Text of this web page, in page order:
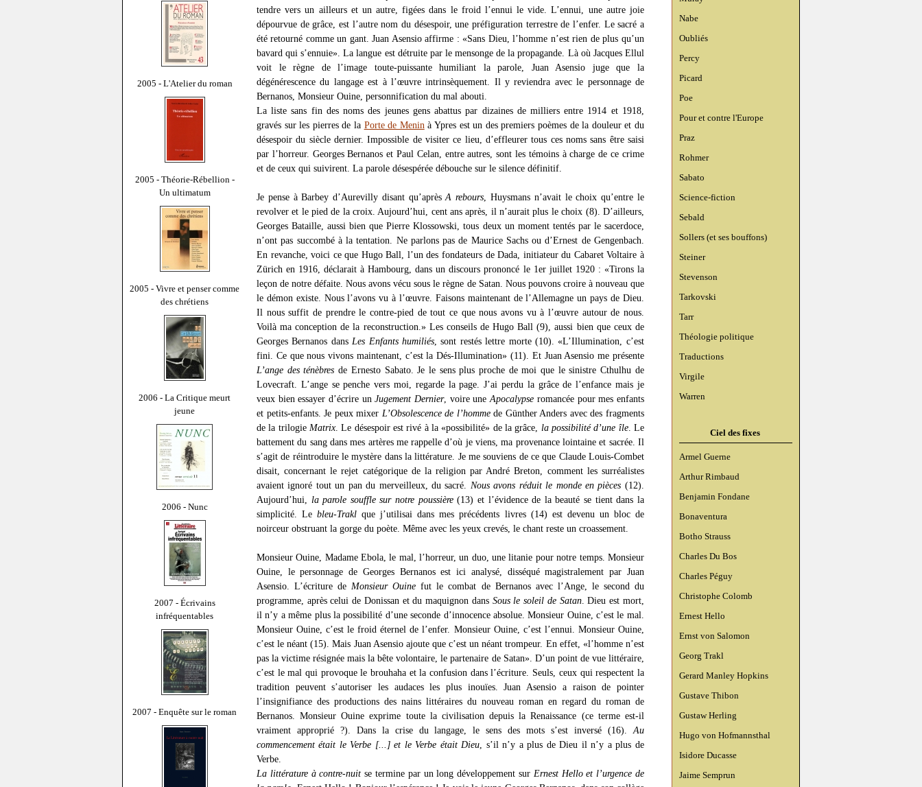
2005 - L'Atelier du roman
2005 - Théorie-Rébellion -
Un ultimatum
2005 - Vivre et penser comme
des chrétiens
2006 - La Critique meurt
jeune
2006 - Nunc
2007 - Écrivains
infréquentables
2007 - Enquête sur le roman
Nabe
Oubliés
Percy
Picard
Poe
Pour et contre l'Europe
Praz
Rohmer
Sabato
Science-fiction
Sebald
Sollers (et ses bouffons)
Steiner
Stevenson
Tarkovski
Tarr
Théologie politique
Traductions
Virgile
Warren
Ciel des fixes
Armel Guerne
Arthur Rimbaud
Benjamin Fondane
Bonaventura
Botho Strauss
Charles Du Bos
Charles Péguy
Christophe Colomb
Ernest Hello
Ernst von Salomon
Georg Trakl
Gerard Manley Hopkins
Gustave Thibon
Gustaw Herling
Hugo von Hofmannsthal
Isidore Ducasse
Jaime Semprun
tendre vers un ailleurs et un autre, figées dans le froid l’ennui le vide. L’ennui, une autre joie
dépourvue de grâce, est l’autre nom du désespoir, une préfiguration terrestre de l’enfer. Le sacré a
été retourné comme un gant. Juan Asensio affirme : «Sans Dieu, l’homme n’est rien de plus qu’un
bavard qui s’ennuie». La langue est détruite par le mensonge de la propagande. Là où Jacques Ellul
voit le règne de l’image toute-puissante humiliant la parole, Juan Asensio juge que la
dégénérescence du langage est à l’œuvre intrinsèquement. Il y reviendra avec le personnage de
Bernanos, Monsieur Ouine, personnification du mal abouti.
La liste sans fin des noms des jeunes gens abattus par dizaines de milliers entre 1914 et 1918,
gravés sur les pierres de la Porte de Menin à Ypres est un des premiers poèmes de la douleur et du
désespoir du siècle dernier. Impossible de visiter ce lieu, d’effleurer tous ces noms sans être saisi
par l’horreur. Georges Bernanos et Paul Celan, entre autres, sont les témoins à charge de ce crime
et de ceux qui suivirent. La parole désespérée débouche sur le silence définitif.
Je pense à Barbey d’Aurevilly disant qu’aprèsA rebours , Huysmans n’avait le choix qu’entre le
revolver et le pied de la croix. Aujourd’hui, cent ans après, il n’aurait plus le choix (8). D’ailleurs,
Georges Bataille, aussi bien que Pierre Klossowski, tous deux un moment tentés par le sacerdoce,
n’ont pas succombé à la tentation. Ne parlons pas de Maurice Sachs ou d’Ernest de Gengenbach.
En revanche, voici ce que Hugo Ball, l’un des fondateurs de Dada, initiateur du Cabaret Voltaire à
Zürich en 1916, déclarait à Hambourg, dans un discours prononcé le 1er juillet 1920 : «Tirons la
leçon de notre défaite. Nous avons vécu sous le règne de Satan. Nous pouvons croire à nouveau que
le démon existe. Nous l’avons vu à l’œuvre. Faisons maintenant de l’Allemagne un pays de Dieu.
Il nous suffit de prendre le contre-pied de tout ce que nous avons vu à l’œuvre autour de nous.
Voilà ma conception de la reconstruction.» Les conseils de Hugo Ball (9), aussi bien que ceux de
Georges Bernanos dans Les Enfants humiliés , sont restés lettre morte (10). «L’Illumination, c’est
fini. Ce que nous vivons maintenant, c’est la Dés-Illumination» (11). Et Juan Asensio me présente
L’ange des ténèbres de Ernesto Sabato. Je le sens plus proche de moi que le sinistre Cthulhu de
Lovecraft. L’ange se penche vers moi, regarde la page. J’ai perdu la grâce de l’enfance mais je
veux bien essayer d’écrire unJugement Dernier, voire uneApocalypse romancée pour mes enfants
et petits-enfants. Je peux mixer L’Obsolescence de l’hommede Günther Anders avec des fragments
de la trilogie Matrix. Le désespoir est rivé à la «possibilité» de la grâce, la possibilité d’une île. Le
battement du sang dans mes artères me rappelle d’où je viens, ma provenance lointaine et sacrée. Il
s’agit de réintroduire le mystère dans la littérature. Je me souviens de ce que Claude Louis-Combet
disait, concernant le rejet catégorique de la religion par André Breton, comment les surréalistes
avaient ignoré tout un pan du merveilleux, du sacré. Nous avons réduit le monde en pièces (12).
Aujourd’hui, la parole souffle sur notre poussière(13) et l’évidence de la beauté se tient dans la
simplicité. Lebleu-Trakl que j’utilisai dans mes précédents livres (14) est devenu un bloc de
noirceur obstruant la gorge du poète. Même avec les yeux crevés, le chant reste un croassement.
Monsieur Ouine, Madame Ebola, le mal, l’horreur, un duo, une litanie pour notre temps. Monsieur
Ouine, le personnage de Georges Bernanos est ici analysé, disséqué magistralement par Juan
Asensio. L’écriture de Monsieur Ouine fut le combat de Bernanos avec l’Ange, le second du
programme, après celui de Donissan et du maquignon dans Sous le soleil de Satan. Dieu est mort,
il n’y a même plus la possibilité d’une seconde d’innocence absolue. Monsieur Ouine, c’est le mal.
Monsieur Ouine, c’est le froid éternel de l’enfer. Monsieur Ouine, c’est l’ennui. Monsieur Ouine,
c’est le néant (15). Mais Juan Asensio ajoute que c’est un néant trompeur. En effet, «l’homme n’est
pas la victime résignée mais la bête volontaire, le partenaire de Satan». D’un point de vue littéraire,
c’est le mal qui provoque le brouhaha et la confusion dans l’écriture. Seuls, ceux qui respectent la
tradition peuvent s’autoriser les audaces les plus inouïes. Juan Asensio a raison de pointer
l’insignifiance des productions des nains littéraires du nouveau roman en regard du roman de
Bernanos. Monsieur Ouine exprime toute la civilisation depuis la Renaissance (ce terme est-il
vraiment approprié ?). Dans la crise du langage, le sens des mots s’est inversé (16). Au
commencement était le Verbe [...] et le Verbe était Dieu , s’il n’y a plus de Dieu il n’y a plus de
Verbe.
La littérature à contre-nuit se termine par un long développement sur Ernest Hello et l’urgence de